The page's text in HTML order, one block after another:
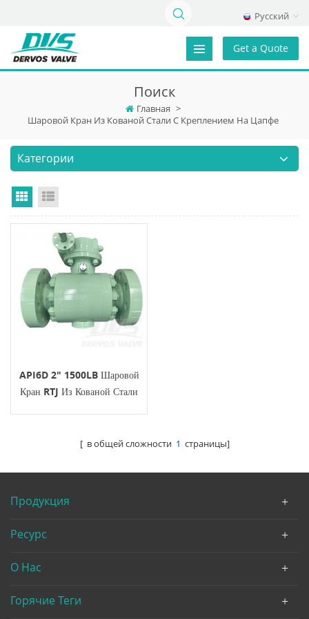
Русский
Get a Quote
Поиск
Главная >
Шаровой Кран Из Кованой Стали С Креплением На Цапфе
Категории
Grid View
API6D 2" 1500LB Шаровой
Кран RTJ Из Кованой Стали
[ в общей сложности 1 страницы]
Продукция
Ресурс
О Нас
Горячие Теги